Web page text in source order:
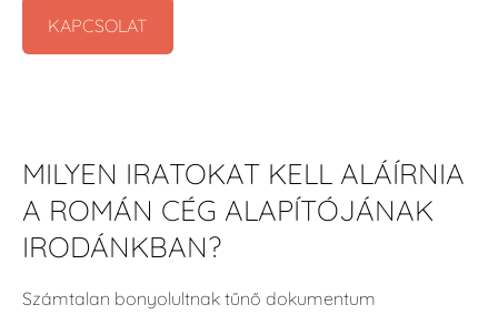
KAPCSOLAT​
MILYEN IRATOKAT KELL ALÁÍRNIA
A ROMÁN CÉG ALAPÍTÓJÁNAK
IRODÁNKBAN?
Számtalan bonyolultnak tűnő dokumentum